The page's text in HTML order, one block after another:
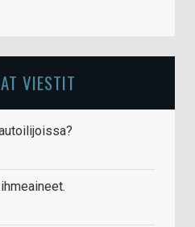
VIESTIT